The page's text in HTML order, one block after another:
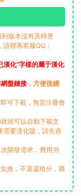
版本沒有及時更
聯系客服QQ：
漢化”字樣的屬于漢化
盤鏈接 ，方便後續
可下載，無需注冊會
就可以自動下載文
需要漢化版，請先咨
開發需求，費用另
換，不退還積分，購